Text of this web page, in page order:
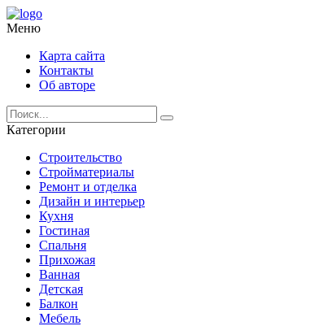
Меню
Карта сайта
Контакты
Об авторе
Категории
Строительство
Стройматериалы
Ремонт и отделка
Дизайн и интерьер
Кухня
Гостиная
Спальня
Прихожая
Ванная
Детская
Балкон
Мебель